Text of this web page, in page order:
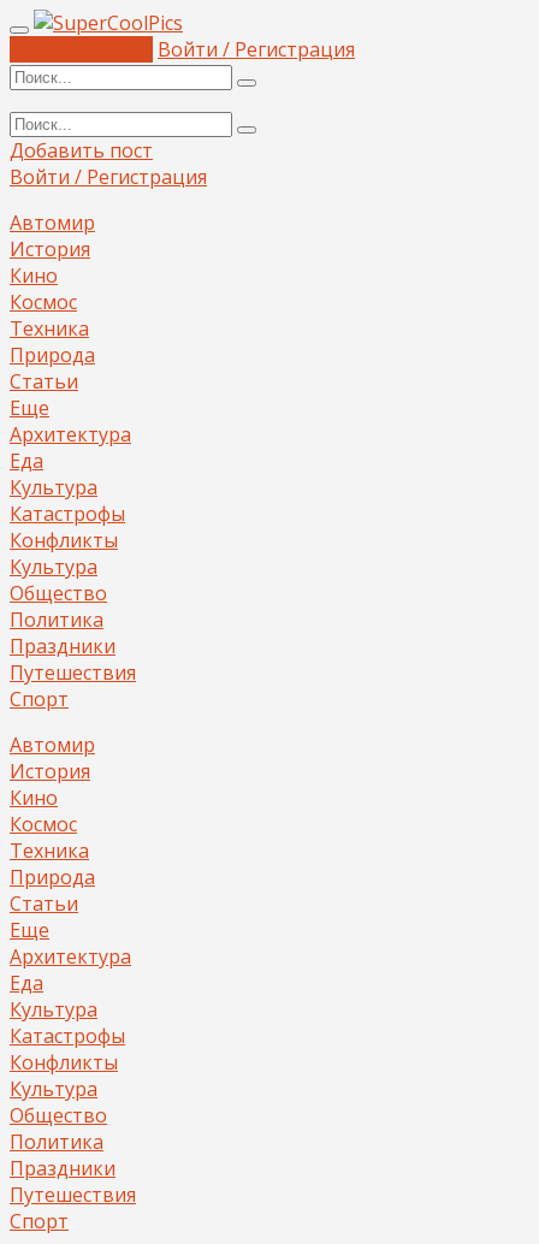
Войти / Регистрация
Добавить пост
Войти / Регистрация
Автомир
История
Кино
Космос
Техника
Природа
Статьи
Еще
Архитектура
Еда
Культура
Катастрофы
Конфликты
Культура
Общество
Политика
Праздники
Путешествия
Спорт
Автомир
История
Кино
Космос
Техника
Природа
Статьи
Еще
Архитектура
Еда
Культура
Катастрофы
Конфликты
Культура
Общество
Политика
Праздники
Путешествия
Спорт